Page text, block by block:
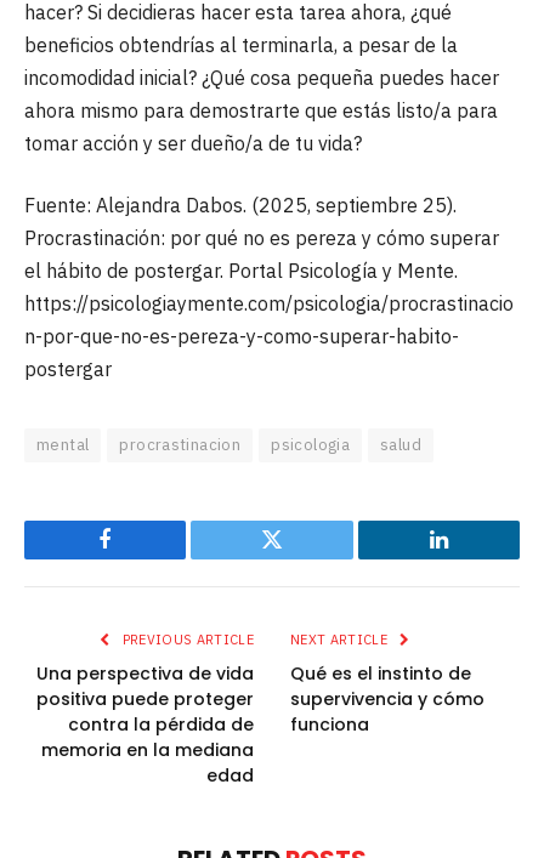
hacer? Si decidieras hacer esta tarea ahora, ¿qué
beneficios obtendrías al terminarla, a pesar de la
incomodidad inicial? ¿Qué cosa pequeña puedes hacer
ahora mismo para demostrarte que estás listo/a para
tomar acción y ser dueño/a de tu vida?
Fuente: Alejandra Dabos. (2025, septiembre 25).
Procrastinación: por qué no es pereza y cómo superar
el hábito de postergar. Portal Psicología y Mente.
https://psicologiaymente.com/psicologia/procrastinacio
n-por-que-no-es-pereza-y-como-superar-habito-
postergar
mental procrastinacion psicologia salud
Facebook Twitter LinkedIn
PREVIOUS ARTICLE
Una perspectiva de vida
positiva puede proteger
contra la pérdida de
memoria en la mediana
edad
NEXT ARTICLE
Qué es el instinto de
supervivencia y cómo
funciona